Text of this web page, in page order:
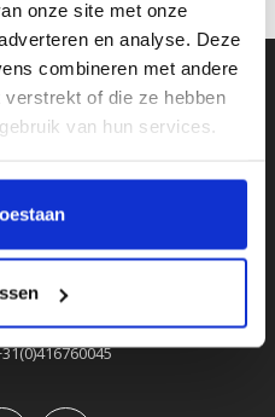
onze site met onze
en analyse. Deze
combineren met andere
of die ze hebben
van hun services.